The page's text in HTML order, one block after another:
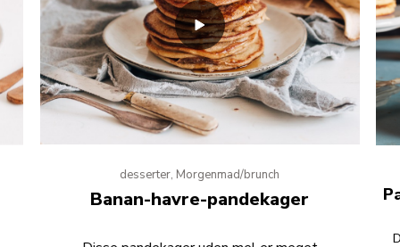
desserter, Morgenmad/brunch
Banan-havre-pandekager